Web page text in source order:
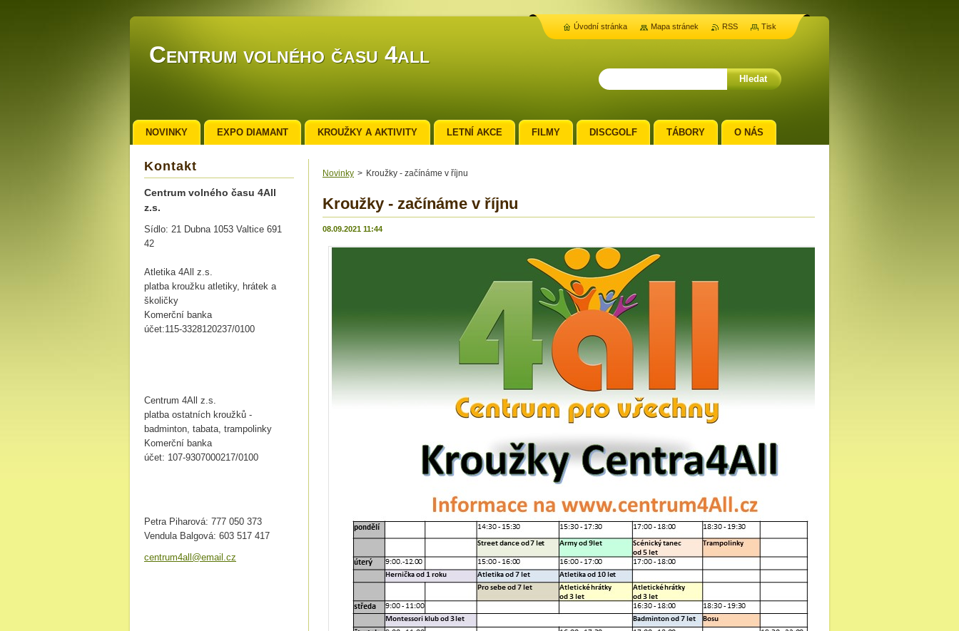
Centrum volného času 4all
Novinky > Kroužky - začínáme v říjnu
Kroužky - začínáme v říjnu
08.09.2021 11:44
Kontakt
Centrum volného času 4All
z.s.
Sídlo: 21 Dubna 1053 Valtice 691
42
Atletika 4All z.s.
platba kroužku atletiky, hrátek a
školičky
Komerční banka
účet:115-3328120237/0100
Centrum 4All z.s.
platba ostatních kroužků -
badminton, tabata, trampolinky
Komerční banka
účet: 107-9307000217/0100
Petra Piharová: 777 050 373
Vendula Balgová: 603 517 417
centrum4all@emai l.cz
NOVINKY EXPO DIAMANT KROUŽKY A AKTIVITY LETNÍ AKCE FILMY DISCGOLF TÁBORY O NÁS
Úvodní stránka Mapa stránek RSS Tisk